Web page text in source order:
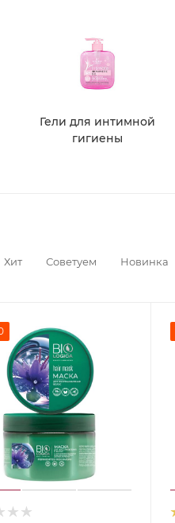
Гели для интимной
гигиены
Хит Советуем Новинка